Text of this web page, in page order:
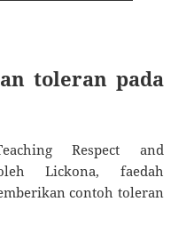
toleran pada
Respect and
Lickona, faedah
contoh toleran